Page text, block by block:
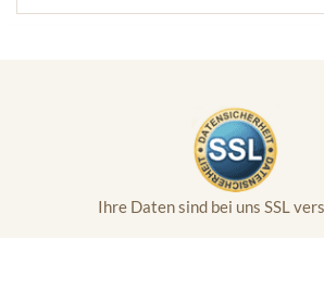
Ihre Daten sind bei uns SSL